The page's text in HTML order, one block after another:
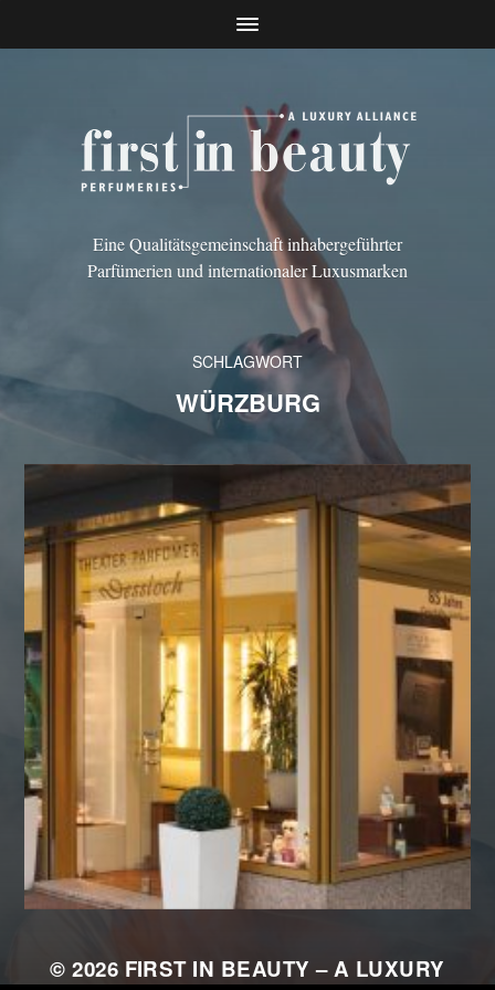
Eine Qualitätsgemeinschaft inhabergeführter
Parfümerien und internationaler Luxusmarken
SCHLAGWORT
WÜRZBURG
© 2026 FIRST IN BEAUTY – A LUXURY